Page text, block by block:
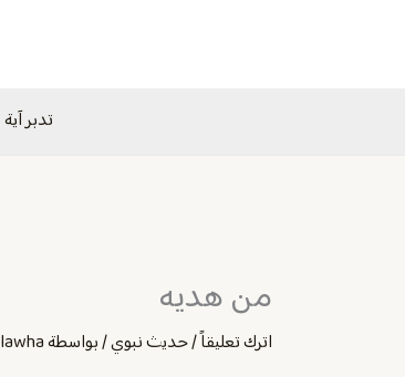
تدبر آية
من هديه
اترك تعليقاً/حديث نبوي/ بواسطةlawha